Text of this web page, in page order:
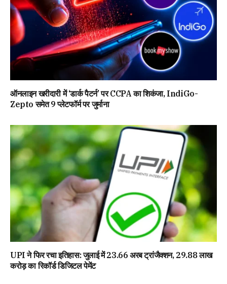
ऑनलाइन खरीदारी में ‘डार्क पैटर्न’ पर CCPA का शिकंजा, IndiGo-
Zepto समेत 9 प्लेटफॉर्म पर जुर्माना
UPI ने फिर रचा इतिहास: जुलाई में 23.66 अरब ट्रांजैक्शन, 29.88 लाख
करोड़ का रिकॉर्ड डिजिटल पेमेंट